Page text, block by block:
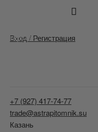
Татарстан
Вход / Регистрация
+7 (927) 417-74-77
trade@astrapitomnik.su
Казань